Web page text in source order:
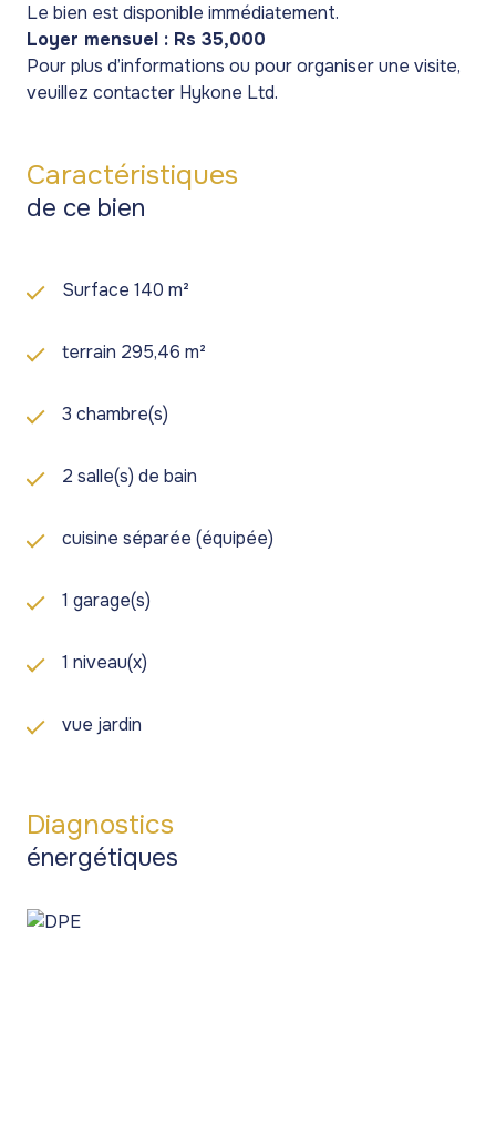
Le bien est disponible immédiatement.
Loyer mensuel : Rs 35,000
Pour plus d’informations ou pour organiser une visite,
veuillez contacter Hykone Ltd.
Caractéristiques
de ce bien
Surface 140 m²
terrain 295,46 m²
3 chambre(s)
2 salle(s) de bain
cuisine séparée (équipée)
1 garage(s)
1 niveau(x)
vue jardin
Diagnostics
énergétiques